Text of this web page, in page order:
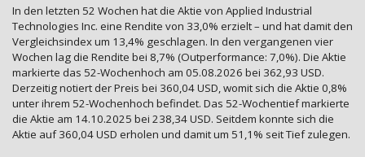
In den letzten 52 Wochen hat die Aktie von Applied Industrial
Technologies Inc. eine Rendite von 33,0% erzielt – und hat damit den
Vergleichsindex um 13,4% geschlagen. In den vergangenen vier
Wochen lag die Rendite bei 8,7% (Outperformance: 7,0%). Die Aktie
markierte das 52-Wochenhoch am 05.08.2026 bei 362,93 USD.
Derzeitig notiert der Preis bei 360,04 USD, womit sich die Aktie 0,8%
unter ihrem 52-Wochenhoch befindet. Das 52-Wochentief markierte
die Aktie am 14.10.2025 bei 238,34 USD. Seitdem konnte sich die
Aktie auf 360,04 USD erholen und damit um 51,1% seit Tief zulegen.